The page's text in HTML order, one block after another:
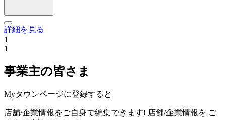
詳細を見る
1
1
事業主の皆さま
Myタウンページに登録すると
店舗/企業情報をご自身で編集できます! 店舗/企業情報を ご